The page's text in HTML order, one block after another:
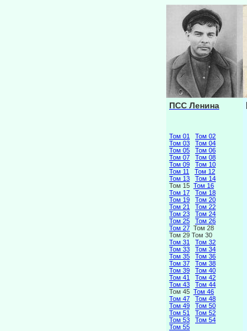
ПСС Ленина
Том 01
Том 02
Том 03
Том 04
Том 05
Том 06
Том 07
Том 08
Том 09
Том 10
Том 11
Том 12
Том 13
Том 14
Том 15 Том 16
Том 17
Том 18
Том 19
Том 20
Том 21
Том 22
Том 23
Том 24
Том 25
Том 26
Том 27 Том 28
Том 29 Том 30
Том 31
Том 32
Том 33
Том 34
Том 35
Том 36
Том 37
Том 38
Том 39
Том 40
Том 41
Том 42
Том 43
Том 44
Том 45 Том 46
Том 47
Том 48
Том 49
Том 50
Том 51
Том 52
Том 53
Том 54
Том 55